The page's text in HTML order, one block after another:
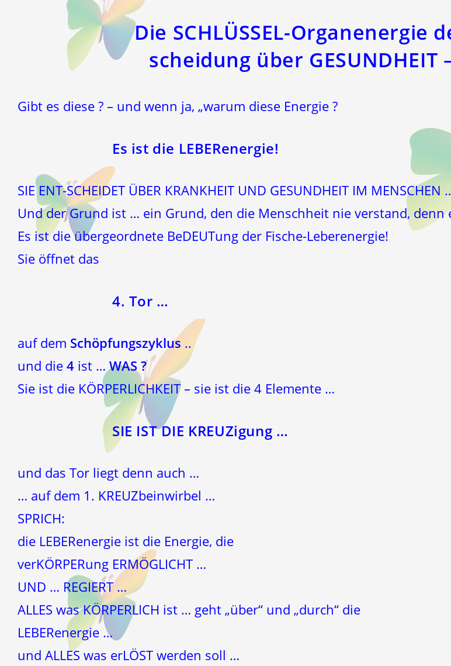
einem
neuen
Fenster
einem
neuen
Fenster
Die SCHLÜSSEL-Organenergie
scheidung über GESUNDHEIT
Gibt es diese ? – und wenn ja, „warum diese Energie ?
Es ist die LEBERenergie!
SIE ENT-SCHEIDET ÜBER KRANKHEIT UND GESUNDHEIT IM MENSCHEN
Und der Grund ist … ein Grund, den die Menschheit nie verstand, denn
Es ist die übergeordnete BeDEUTung der Fische-Leberenergie!
Sie öffnet das
4. Tor …
auf dem Schöpfungszyklus ..
und die 4 ist …WAS ?
Sie ist die KÖRPERLICHKEIT – sie ist die 4 Elemente …
SIE IST DIE KREUZigung …
und das Tor liegt denn auch …
… auf dem 1. KREUZbeinwirbel …
SPRICH:
die LEBERenergie ist die Energie, die
verKÖRPERung ERMÖGLICHT …
UND … REGIERT …
ALLES was KÖRPERLICH ist … geht „über“ und „durch“ die
LEBERenergie …
und ALLES was erLÖST werden soll …